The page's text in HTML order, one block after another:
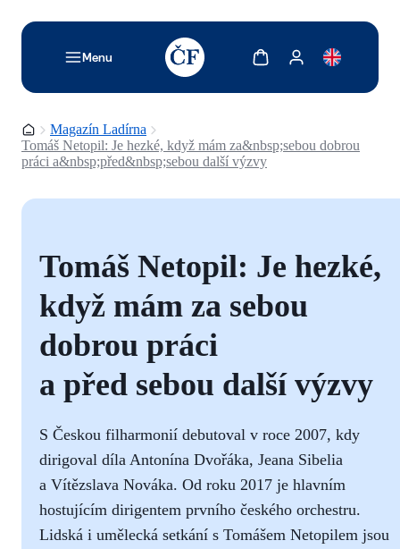
Menu
TODO: Add description for reader
Zobrazit košíkZobrazit můj účet
Domovská stránka
Magazín Ladírna
Tomáš Netopil: Je hezké, když mám za&nbsp;sebou dobrou
práci a&nbsp;před&nbsp;sebou další výzvy
Tomáš Netopil: Je hezké,
když mám za sebou
dobrou práci
a před sebou další výzvy
S Českou filharmonií debutoval v roce 2007, kdy
dirigoval díla Antonína Dvořáka, Jeana Sibelia
a Vítězslava Nováka. Od roku 2017 je hlavním
hostujícím dirigentem prvního českého orchestru.
Lidská i umělecká setkání s Tomášem Netopilem jsou